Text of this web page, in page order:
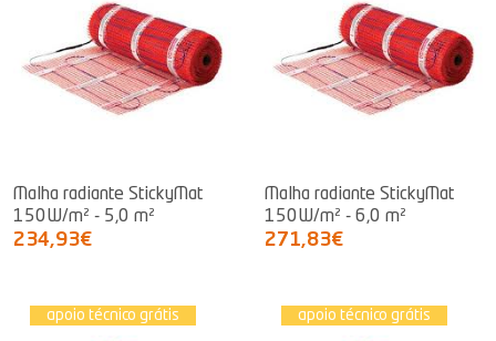
Malha radiante StickyMat
150W/m² - 5,0 m²
234,93€
Malha radiante StickyMat
150W/m² - 6,0 m²
271,83€
apoio técnico grátis apoio técnico grátis